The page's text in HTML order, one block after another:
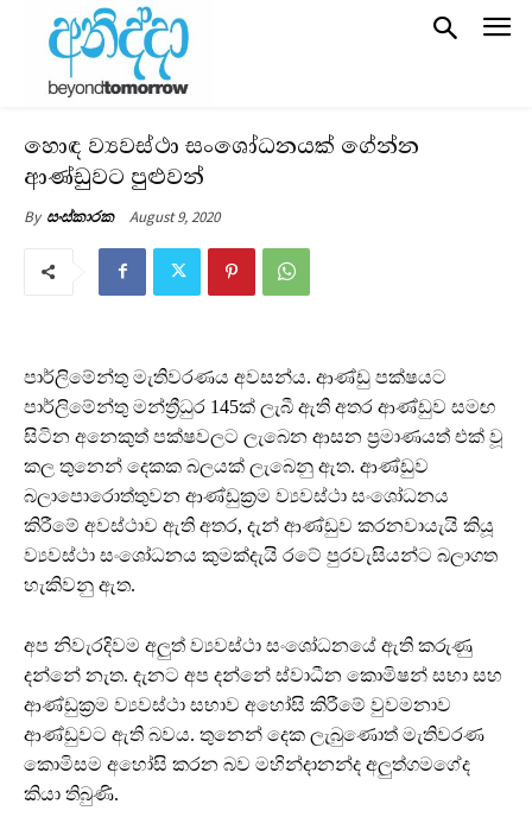
හොඳ ව්‍යවස්ථා සංශෝධනයක් ගේන්න
ආණ්ඩුවට පුළුවන්
By සංස්කාරක August 9, 2020
පාර්ලිමේන්තු මැතිවරණය අවසන්ය. ආණ්ඩු පක්ෂයට
පාර්ලිමේන්තු මන්ත්‍රීධුර 145ක් ලැබී ඇති අතර ආණ්ඩුව සමඟ
සිටින අනෙකුත් පක්ෂවලට ලැබෙන ආසන ප්‍රමාණයත් එක් වූ
කල තුනෙන් දෙකක බලයක් ලැබෙනු ඇත. ආණ්ඩුව
බලාපොරොත්තුවන ආණ්ඩුක්‍රම ව්‍යවස්ථා සංශෝධනය
කිරීමේ අවස්ථාව ඇති අතර, දැන් ආණ්ඩුව කරනවායැයි කියූ
ව්‍යවස්ථා සංශෝධනය කුමක්දැයි රටේ පුරවැසියන්ට බලාගත
හැකිවනු ඇත.
අප නිවැරදිවම අලුත් ව්‍යවස්ථා සංශෝධනයේ ඇති කරුණු
දන්නේ නැත. දැනට අප දන්නේ ස්වාධීන කොමිෂන් සභා සහ
ආණ්ඩුක්‍රම ව්‍යවස්ථා සභාව අහෝසි කිරීමේ වුවමනාව
ආණ්ඩුවට ඇති බවය. තුනෙන් දෙක ලැබුණොත් මැතිවරණ
කොමිසම අහෝසි කරන බව මහින්දානන්ද අලුත්ගමගේද
කියා තිබුණි.